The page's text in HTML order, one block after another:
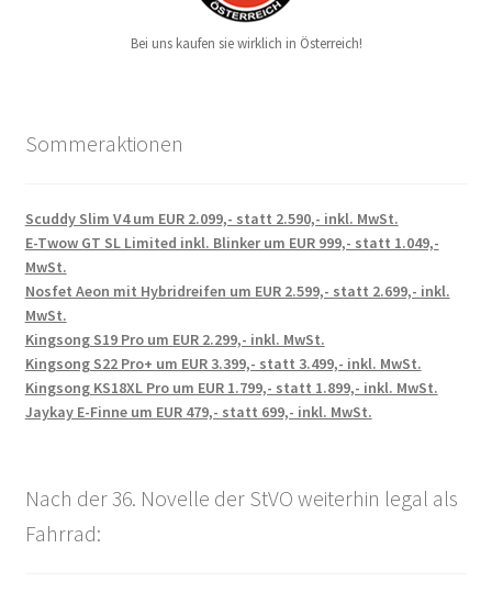
Bei uns kaufen sie wirklich in Österreich!
Sommeraktionen
Scuddy Slim V4 um EUR 2.099,- statt 2.590,- inkl. MwSt.
E-Twow GT SL Limited inkl. Blinker um EUR 999,- statt 1.049,-
MwSt.
Nosfet Aeon mit Hybridreifen um EUR 2.599,- statt 2.699,- inkl.
MwSt.
Kingsong S19 Pro um EUR 2.299,- inkl. MwSt.
Kingsong S22 Pro+ um EUR 3.399,- statt 3.499,- inkl. MwSt.
Kingsong KS18XL Pro um EUR 1.799,- statt 1.899,- inkl. MwSt.
Jaykay E-Finne um EUR 479,- statt 699,- inkl. MwSt.
Nach der 36. Novelle der StVO weiterhin legal als
Fahrrad: